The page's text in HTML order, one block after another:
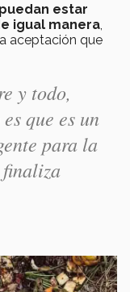
estar
igual manera,
aceptación que
y todo,
que es un
para la
finaliza